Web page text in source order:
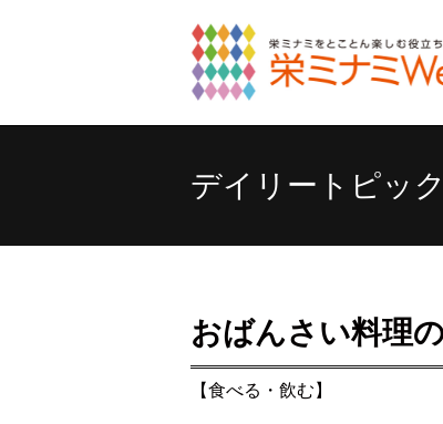
デイリートピック
おばんさい料理
【食べる・飲む】